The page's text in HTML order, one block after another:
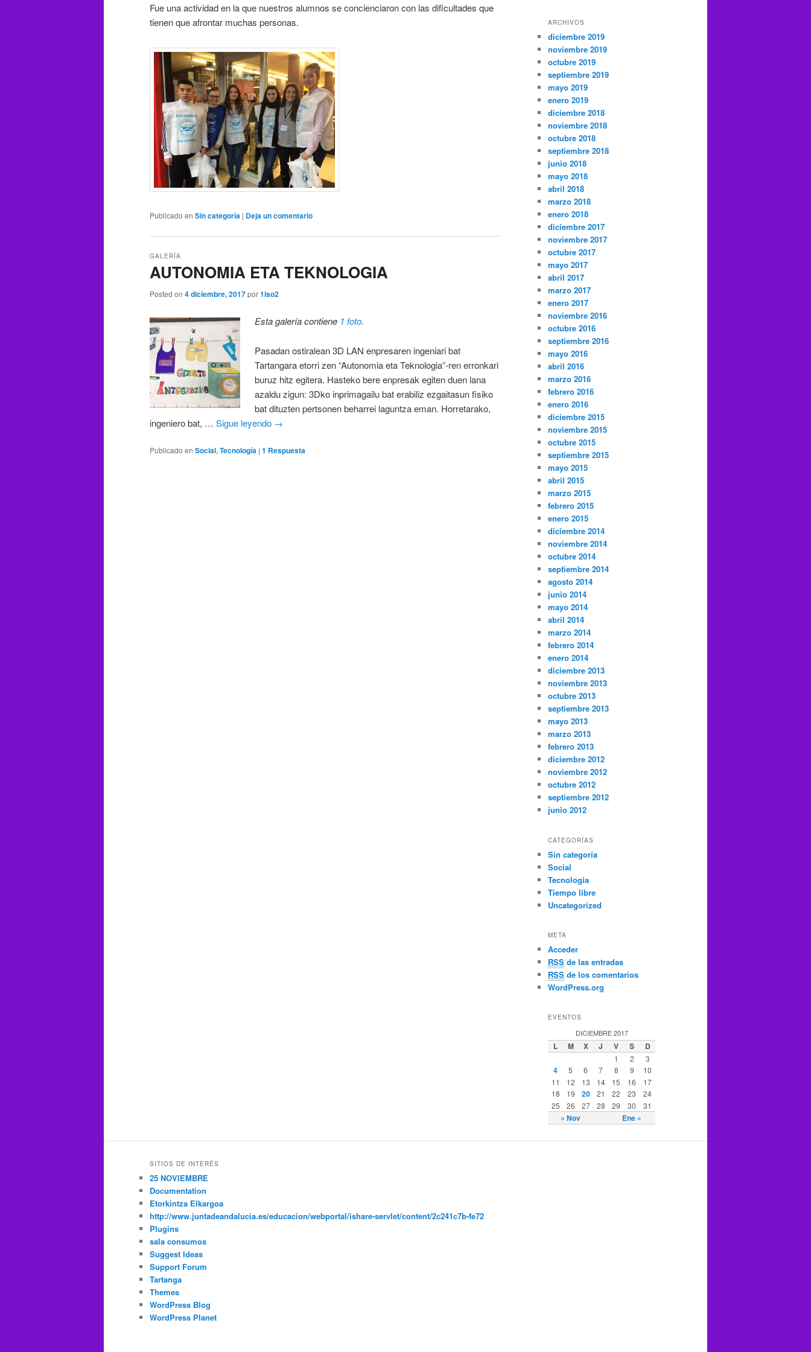
Fue una actividad en la que nuestros alumnos se concienciaron con las dificultades que
tienen que afrontar muchas personas.
Publicado en Sin categoría | Deja un comentario
AUTONOMIA ETA TEKNOLOGIA
GALERÍA
Posted on 4 diciembre, 2017por1iso2
Esta galería contiene 1 foto.
Pasadan ostiralean 3D LAN enpresaren ingeniari bat
Tartangara etorri zen “Autonomia eta Teknologia”-ren erronkari
buruz hitz egitera. Hasteko bere enpresak egiten duen lana
azaldu zigun: 3Dko inprimagailu bat erabiliz ezgaitasun fisiko
bat dituzten pertsonen beharrei laguntza eman. Horretarako,
ingeniero bat, … Sigue leyendo →
Publicado en Social, Tecnología | 1 Respuesta
ARCHIVOS
diciembre 2019
noviembre 2019
octubre 2019
septiembre 2019
mayo 2019
enero 2019
diciembre 2018
noviembre 2018
octubre 2018
septiembre 2018
junio 2018
mayo 2018
abril 2018
marzo 2018
enero 2018
diciembre 2017
noviembre 2017
octubre 2017
mayo 2017
abril 2017
marzo 2017
enero 2017
noviembre 2016
octubre 2016
septiembre 2016
mayo 2016
abril 2016
marzo 2016
febrero 2016
enero 2016
diciembre 2015
noviembre 2015
octubre 2015
septiembre 2015
mayo 2015
abril 2015
marzo 2015
febrero 2015
enero 2015
diciembre 2014
noviembre 2014
octubre 2014
septiembre 2014
agosto 2014
junio 2014
mayo 2014
abril 2014
marzo 2014
febrero 2014
enero 2014
diciembre 2013
noviembre 2013
octubre 2013
septiembre 2013
mayo 2013
marzo 2013
febrero 2013
diciembre 2012
noviembre 2012
octubre 2012
septiembre 2012
junio 2012
CATEGORÍAS
Sin categoría
Social
Tecnología
Tiempo libre
Uncategorized
META
Acceder
RSS de las entradas
RSS de los comentarios
WordPress.org
EVENTOS
DICIEMBRE 2017
L M X J V S D
« Nov Ene »
1 2 3
4 5 6 7 8 9
10
11
12 13 14 15 16
17
18
19 20 21 22 23
24
25
26 27 28 29 30 31
SITIOS DE INTERÉS
25 NOVIEMBRE
Documentation
Etorkintza Elkargoa
http://www.juntadeandalucia.es/educacion/webportal/ishare-servlet/content/2c241c7b-fe72
Plugins
sala consumos
Suggest Ideas
Support Forum
Tartanga
Themes
WordPress Blog
WordPress Planet